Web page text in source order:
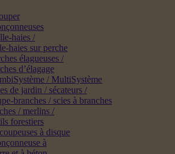
haies /
haies sur perche
élagueuses /
d’élagage
/ MultiSystème
de jardin / sécateurs /
branches / scies à branches
/ merlins /
forestiers
à disque
à